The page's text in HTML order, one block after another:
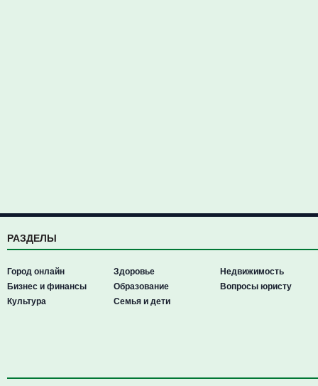
РАЗДЕЛЫ
Город онлайн
Бизнес и финансы
Культура
Здоровье
Образование
Семья и дети
Недвижимость
Вопросы юристу